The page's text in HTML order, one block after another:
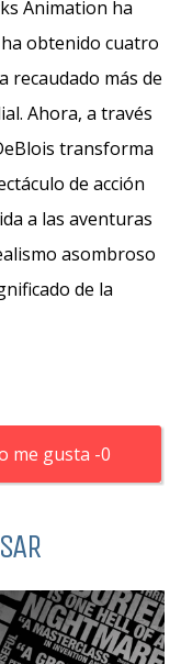
Animation ha
obtenido cuatro
recaudado más de
Ahora, a través
transforma
de acción
a las aventuras
asombroso
de la
0